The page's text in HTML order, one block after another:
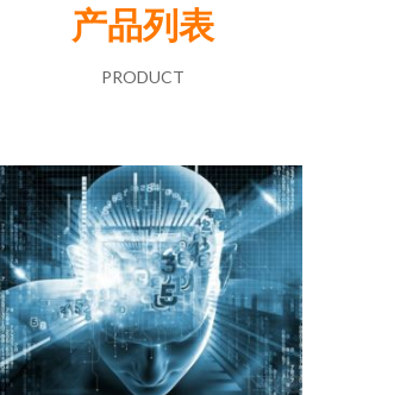
产品列表
PRODUCT